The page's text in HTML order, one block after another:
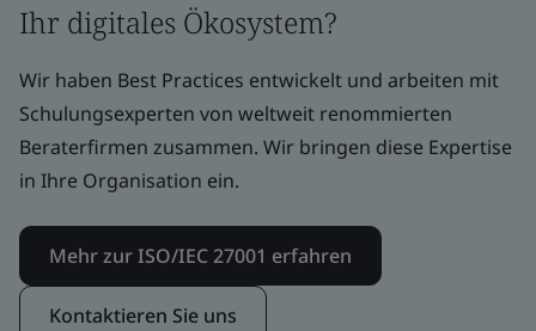
Ihr digitales Ökosystem?
Wir haben Best Practices entwickelt und arbeiten mit
Schulungsexperten von weltweit renommierten
Beraterfirmen zusammen. Wir bringen diese Expertise
in Ihre Organisation ein.
Mehr zur ISO/IEC 27001 erfahren
Kontaktieren Sie uns